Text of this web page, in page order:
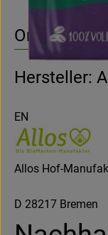
Origin
Hersteller:
EN
Allos Hof-
D 28217 Bremen